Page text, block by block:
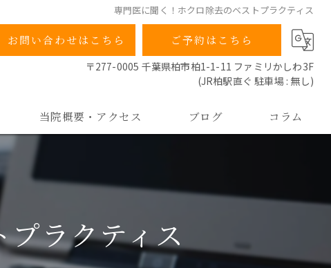
専門医に聞く！ホクロ除去のベストプラクティス
お問い合わせはこちら
ご予約はこちら
〒277-0005 千葉県柏市柏1-1-11 ファミリかしわ3F
(JR柏駅直ぐ 駐車場 : 無し)
当院概要・アクセス
よくあるご質問
ブログ コラム
プラクティス